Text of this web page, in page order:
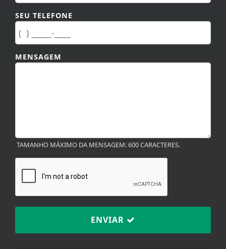
SEU TELEFONE
MENSAGEM
TAMANHO MÁXIMO DA MENSAGEM: 600 CARACTERES.
ENVIAR
Termos de Uso e Privacidade